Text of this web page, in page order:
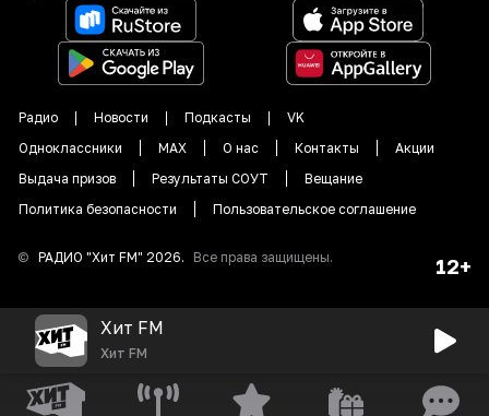
Радио Новости Подкасты
VK
Одноклассники
MAX О нас Контакты
Акции
Выдача призов
Результаты СОУТ
Вещание
Политика безопасности
Пользовательское соглашение
© РАДИО "Хит FM" 2026. Все права защищены. 12+
Хит FM
Хит FM